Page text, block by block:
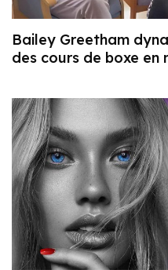
Bailey Greetham
des cours de boxe en